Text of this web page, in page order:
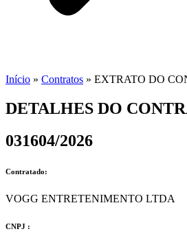
Início » Contratos » EXTRATO DO
DETALHES DO
031604/2026
Contratado:
VOGG ENTRETENIMENTO LTDA
CNPJ :